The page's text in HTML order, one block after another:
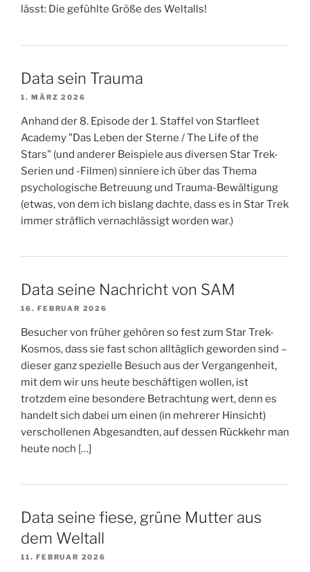
lässt: Die gefühlte Größe des Weltalls!
Data sein Trauma
1. MÄRZ 2026
Anhand der 8. Episode der 1. Staffel von Starfleet
Academy "Das Leben der Sterne / The Life of the
Stars" (und anderer Beispiele aus diversen Star Trek-
Serien und -Filmen) sinniere ich über das Thema
psychologische Betreuung und Trauma-Bewältigung
(etwas, von dem ich bislang dachte, dass es in Star Trek
immer sträflich vernachlässigt worden war.)
Data seine Nachricht von SAM
16. FEBRUAR 2026
Besucher von früher gehören so fest zum Star Trek-
Kosmos, dass sie fast schon alltäglich geworden sind –
dieser ganz spezielle Besuch aus der Vergangenheit,
mit dem wir uns heute beschäftigen wollen, ist
trotzdem eine besondere Betrachtung wert, denn es
handelt sich dabei um einen (in mehrerer Hinsicht)
verschollenen Abgesandten, auf dessen Rückkehr man
heute noch […]
Data seine fiese, grüne Mutter aus
dem Weltall
11. FEBRUAR 2026